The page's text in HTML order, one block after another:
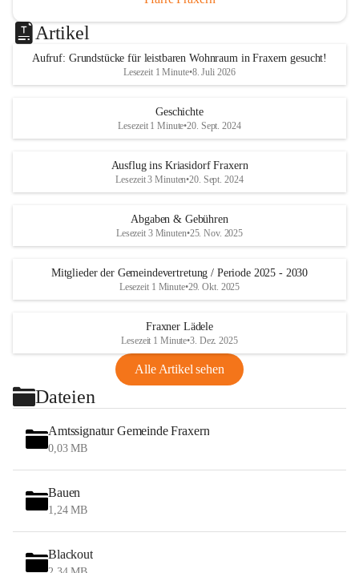
Artikel
Aufruf: Grundstücke für leistbaren Wohnraum in Fraxern gesucht!
Lesezeit 1 Minute•8. Juli 2026
Geschichte
Lesezeit 1 Minute•20. Sept. 2024
Ausflug ins Kriasidorf Fraxern
Lesezeit 3 Minuten•20. Sept. 2024
Abgaben & Gebühren
Lesezeit 3 Minuten•25. Nov. 2025
Mitglieder der Gemeindevertretung / Periode 2025 - 2030
Lesezeit 1 Minute•29. Okt. 2025
Fraxner Lädele
Lesezeit 1 Minute•3. Dez. 2025
Alle Artikel sehen
Dateien
Amtssignatur Gemeinde Fraxern
0,03 MB
Bauen
1,24 MB
Blackout